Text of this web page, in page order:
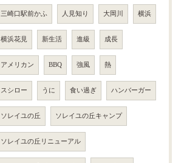
三崎口駅前かふ 人見知り 大岡川 横浜
横浜花見 新生活 進級 成長
アメリカン BBQ 強風 熱
スシロー うに 食い過ぎ ハンバーガー
ソレイユの丘 ソレイユの丘キャンプ
ソレイユの丘リニューアル